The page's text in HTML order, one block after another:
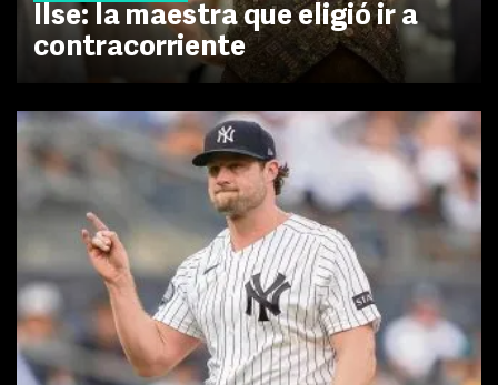
Ilse: la maestra que eligió ir a
contracorriente